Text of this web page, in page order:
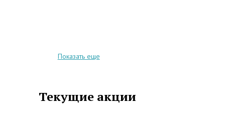
Показать еще
Текущие акции